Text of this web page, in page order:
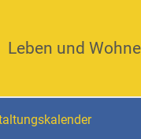
Leben und